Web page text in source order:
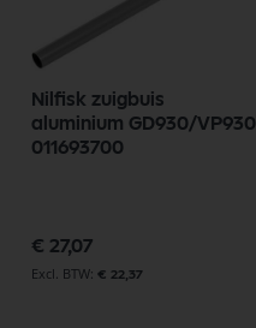
Nilfisk zuigbuis
aluminium GD930/VP930
011693700
€ 27,07
€ 22,37